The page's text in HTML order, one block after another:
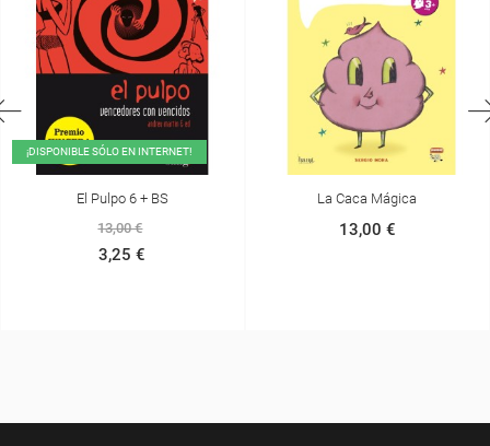
¡DISPONIBLE SÓLO EN INTERNET!
El Pulpo 6 + BS
13,00 €
3,25 €
La Caca Mágica
13,00 €